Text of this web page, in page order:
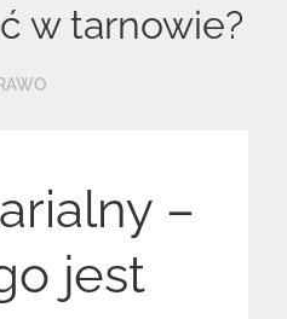
w tarnowie?
–
jest